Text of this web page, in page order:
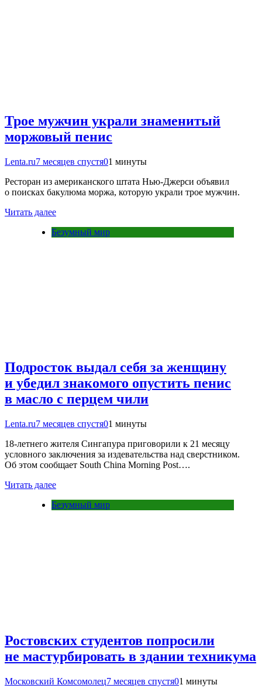
Трое мужчин украли знаменитый
моржовый пенис
Lenta.ru7 месяцев спустя01 минуты
Ресторан из американского штата Нью-Джерси объявил
о поисках бакулюма моржа, которую украли трое мужчин.
Читать далее
Безумный мир
Подросток выдал себя за женщину
и убедил знакомого опустить пенис
в масло с перцем чили
Lenta.ru7 месяцев спустя01 минуты
18-летнего жителя Сингапура приговорили к 21 месяцу
условного заключения за издевательства над сверстником.
Об этом сообщает South China Morning Post….
Читать далее
Безумный мир
Ростовских студентов попросили
не мастурбировать в здании техникума
Московский Комсомолец7 месяцев спустя01 минуты